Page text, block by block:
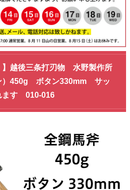
】越後三条打刃物 水野製作所
）450g ボタン330mm サッ
ます 010-016